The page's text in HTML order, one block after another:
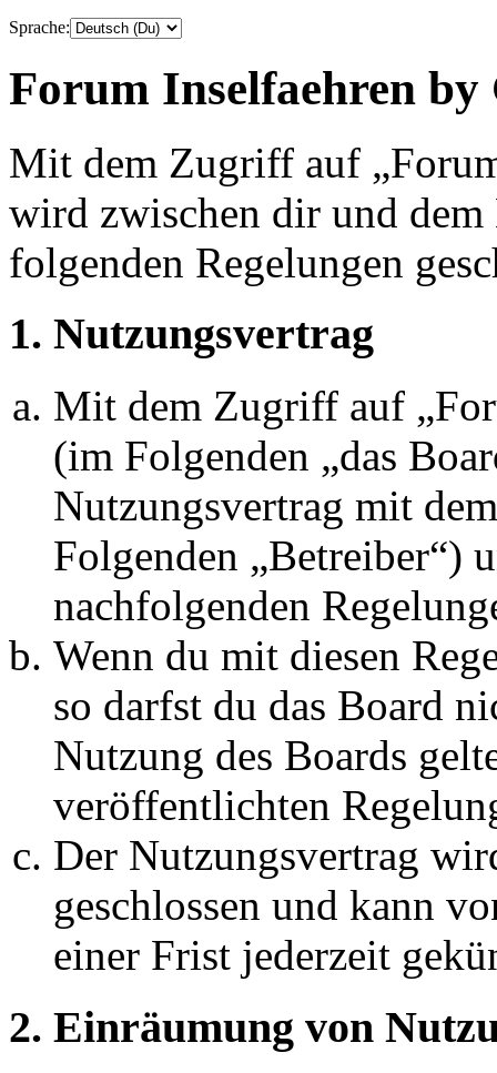
Sprache:
Forum Inselfaehren
Mit dem Zugriff auf
wird zwischen dir und
folgenden Regelungen
1. Nutzungsvertrag
Mit dem Zugriff auf
(im Folgenden „das
Nutzungsvertrag mit
Folgenden „Betreiber“)
nachfolgenden
Wenn du mit diesen
so darfst du das Board
Nutzung des Boards
veröffentlichten
Der Nutzungsvertrag
geschlossen und kann
einer Frist jederzeit
2. Einräumung von